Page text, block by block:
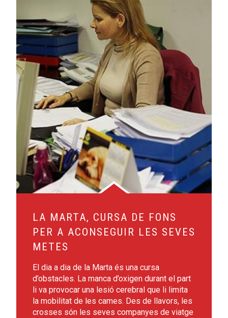
LA MARTA, CURSA DE FONS
PER A ACONSEGUIR LES SEVES
METES
El dia a dia de la Marta és una cursa
d’obstacles. La manca d’oxigen durant el part
li va provocar una lesió cerebral que li limita
la mobilitat de les cames. Des de llavors, les
crosses són les seves companyes de viatge
Leer más sobre La Marta, cursa de fons per a aconseguir